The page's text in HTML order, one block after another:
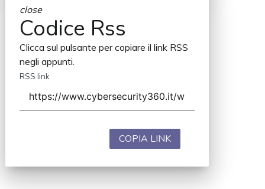
close
Codice Rss
Clicca sul pulsante per copiare il link RSS
negli appunti.
RSS link
COPIA LINK